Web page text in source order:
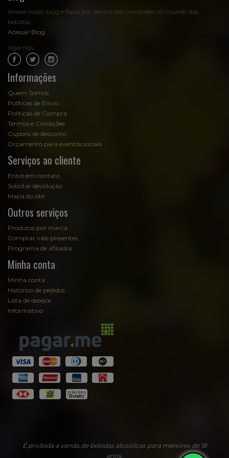
Acesse nosso blog e fique por dentro das novidades no mundo das
bebidas:
Acessar Blog
Siga-nos:
Informações
Quem Somos
Políticas de Envio
Políticas de Compra
Termos e Condições
Cupons de desconto
Orçamento para eventos sociais
Serviços ao cliente
Entre em contato
Solicitar devolução
Mapa do site
Outros serviços
Produtos por marca
Comprar vale presentes
Programa de afiliados
Minha conta
Minha conta
Histórico de pedidos
Lista de desejos
Informativo
É proibida a venda de bebidas alcoólicas para menores de 18
anos.